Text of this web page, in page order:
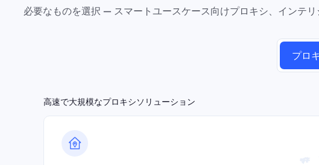
必要なものを選択 — スマートユースケース向けプロキシ、インテ
プロ
高速で大規模なプロキシソリューション